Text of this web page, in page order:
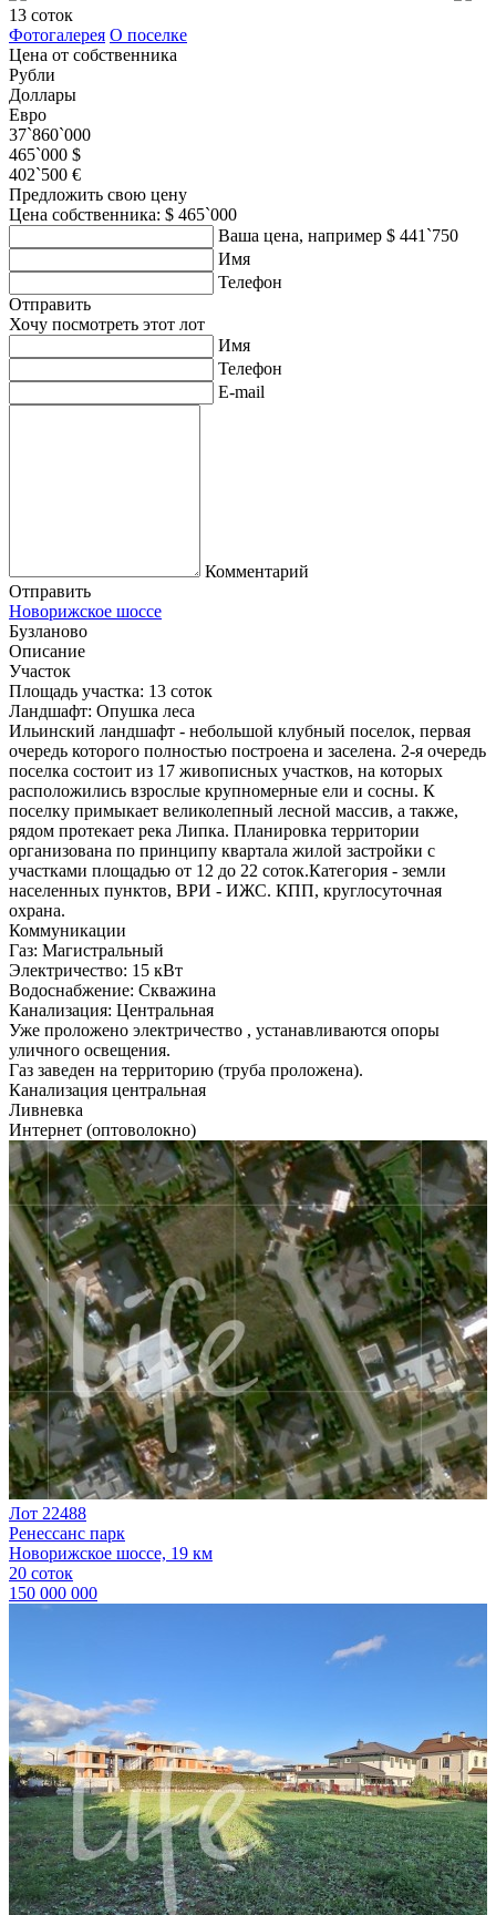
13 соток
Фотогалерея О поселке
Цена от собственника
Рубли
Доллары
Евро
37`860`000
465`000 $
402`500 €
Предложить свою цену
Цена собственника: $ 465`000
Ваша цена, например $ 441`750
Имя
Телефон
Отправить
Хочу посмотреть этот лот
Имя
Телефон
E-mail
Комментарий
Отправить
Новорижское шоссе
Бузланово
Описание
Участок
Площадь участка: 13 соток
Ландшафт: Опушка леса
Ильинский ландшафт - небольшой клубный поселок, первая
очередь которого полностью построена и заселена. 2-я очередь
поселка состоит из 17 живописных участков, на которых
расположились взрослые крупномерные ели и сосны. К
поселку примыкает великолепный лесной массив, а также,
рядом протекает река Липка. Планировка территории
организована по принципу квартала жилой застройки с
участками площадью от 12 до 22 соток.Категория - земли
населенных пунктов, ВРИ - ИЖС. КПП, круглосуточная
охрана.
Коммуникации
Газ: Магистральный
Электричество: 15 кВт
Водоснабжение: Скважина
Канализация: Центральная
Уже проложено электричество , устанавливаются опоры
уличного освещения.
Газ заведен на территорию (труба проложена).
Канализация центральная
Ливневка
Интернет (оптоволокно)
Лот 22488
Ренессанс парк
Новорижское шоссе, 19 км
20 соток
150 000 000